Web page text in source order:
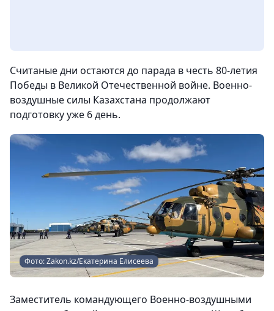
Считаные дни остаются до парада в честь 80-летия
Победы в Великой Отечественной войне. Военно-
воздушные силы Казахстана продолжают
подготовку уже 6 день.
Фото: Zakon.kz/Екатерина Елисеева
Заместитель командующего Военно-воздушными